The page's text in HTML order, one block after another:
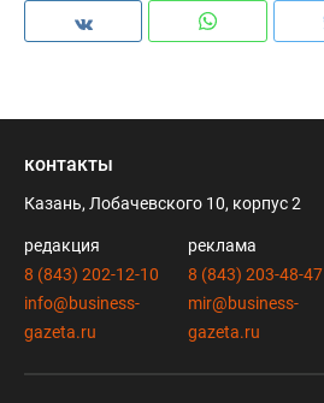
контакты
Казань, Лобачевского 10, корпус 2
редакция
8 (843) 202-12-10
info@business-
gazeta.ru
реклама
8 (843) 203-48-47
mir@business-
gazeta.ru